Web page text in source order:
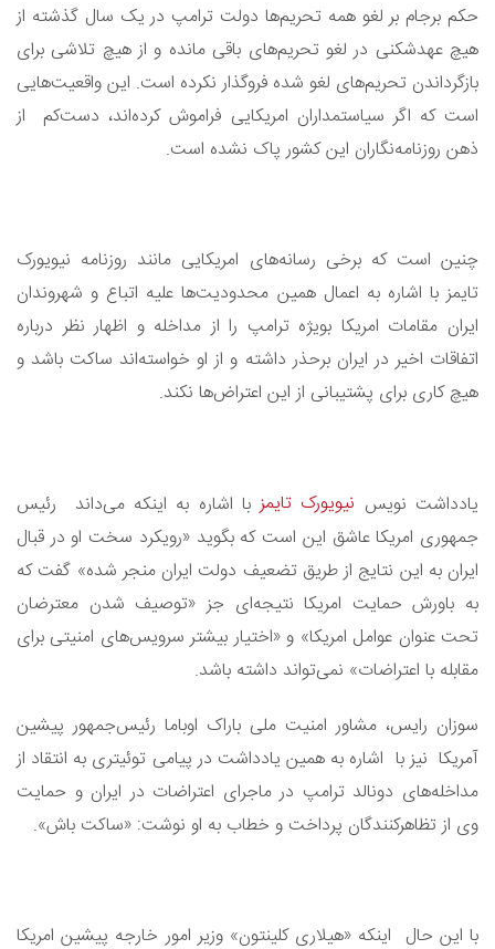
حکم برجام بر لغو همه تحریم‌ها دولت ترامپ در یک سال گذشته از
هیچ عهدشکنی در لغو تحریم‌های باقی مانده و از هیچ تلاشی برای
بازگرداندن تحریم‌های لغو شده فروگذار نکرده است. این واقعیت‌هایی
است که اگر سیاستمداران امریکایی فراموش کرده‌اند، دست‌کم از
ذهن روزنامه‌نگاران این کشور پاک نشده است.
چنین است که برخی رسانه‌های امریکایی مانند روزنامه نیویورک
تایمز با اشاره به اعمال همین محدودیت‌ها علیه اتباع و شهروندان
ایران مقامات امریکا بویژه ترامپ را از مداخله و اظهار نظر درباره
اتفاقات اخیر در ایران برحذر داشته‌ و از او خواسته‌اند ساکت باشد و
هیچ کاری برای پشتیبانی از این اعتراض‌ها نکند.
یادداشت نویس نیویورک تایمزبا اشاره به اینکه می‌داند رئیس‌
جمهوری امریکا عاشق این است که بگوید «رویکرد سخت او در قبال
ایران به این نتایج از طریق تضعیف دولت ایران منجر شده» گفت که
به باورش حمایت امریکا نتیجه‌ای جز «توصیف شدن معترضان
تحت عنوان عوامل امریکا» و «اختیار بیشتر سرویس‌های امنیتی برای
مقابله با اعتراضات» نمی‌تواند داشته باشد.
سوزان رایس، مشاور امنیت ملی باراک اوباما رئیس‌جمهور پیشین
آمریکا نیز با اشاره به همین یادداشت در پیامی توئیتری به انتقاد از
مداخله‌های دونالد ترامپ در ماجرای اعتراضات در ایران و حمایت
وی از تظاهرکنندگان پرداخت و خطاب به او نوشت: «ساکت باش».
با این حال اینکه «هیلاری کلینتون» وزیر امور خارجه پیشین امریکا